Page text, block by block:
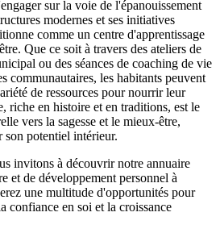
sur la voie de l'épanouissement
modernes et ses initiatives
comme un centre d'apprentissage
Que ce soit à travers des ateliers de
ou des séances de coaching de vie
communautaires, les habitants peuvent
de ressources pour nourrir leur
riche en histoire et en traditions, est le
vers la sagesse et le mieux-être,
son potentiel intérieur.
invitons à découvrir notre annuaire
et de développement personnel à
une multitude d'opportunités pour
confiance en soi et la croissance